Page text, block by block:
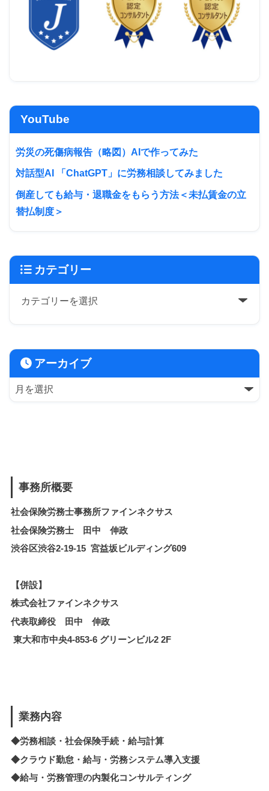
YouTube
労災の死傷病報告（略図）AIで作ってみた
対話型AI 「ChatGPT」に労務相談してみました
倒産しても給与・退職金をもらう方法＜未払賃金の立
替払制度＞
カテゴリー
アーカイブ
事務所概要
社会保険労務士事務所ファインネクサス
社会保険労務士 田中 伸政
渋谷区渋谷2-19-15 宮益坂ビルディング609
【併設】
株式会社ファインネクサス
代表取締役 田中 伸政
東大和市中央4-853-6 グリーンビル2 2F
業務内容
◆労務相談・社会保険手続・給与計算
◆クラウド勤怠・給与・労務システム導入支援
◆給与・労務管理の内製化コンサルティング